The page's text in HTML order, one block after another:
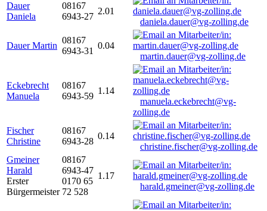
Dauer
Daniela
08167
6943-27
2.01
daniela.dauer@vg-zolling.de
Dauer Martin
08167
6943-31
0.04
martin.dauer@vg-zolling.de
Eckebrecht
Manuela
08167
6943-59
1.14
manuela.eckebrecht@vg-
zolling.de
Fischer
Christine
08167
6943-28
0.14
christine.fischer@vg-zolling.de
Gmeiner
Harald
Erster
Bürgermeister
08167
6943-47
0170 65
72 528
1.17
harald.gmeiner@vg-zolling.de